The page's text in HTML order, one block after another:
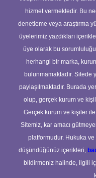
hizmet vermektedir. Bu
denetleme veya araştırma
üyelerimiz yazdıkları
üye olarak bu
herhangi bir marka,
bulunmamaktadır. Sitede
paylaşılmaktadır. Burada
olup, gerçek kurum ve
Gerçek kurum ve kişiler
Sitemiz, kar amacı
platformudur. Hukuka
düşündüğünüz içerikleri,
bildirmeniz halinde, ilgili